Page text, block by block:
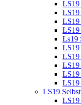
LS19
LS19
LS19
LS19
Ls19
LS19
LS19
LS19
LS19
LS19
LS19
LS19